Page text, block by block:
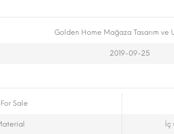
Golden Home Mağaza Tasarım ve
2019-09-25
Sale
İç